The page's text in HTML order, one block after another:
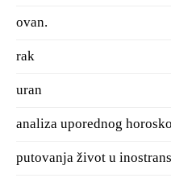
ovan.
rak
uran
analiza uporednog
putovanja život u